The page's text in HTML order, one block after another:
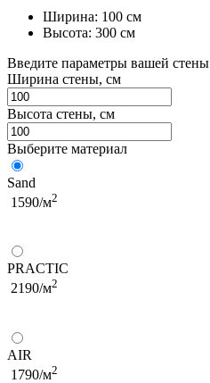
Ширина: 100 см
Высота: 300 см
Введите параметры вашей стены
Ширина стены, см
Высота стены, см
Выберите материал
Sand
1590/м2
PRACTIC
2190/м2
AIR
1790/м2